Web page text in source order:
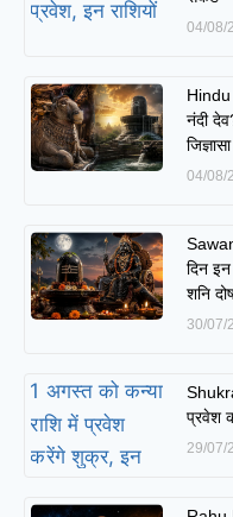
04/08/
नंदी
जिज्ञासा
04/08/
दिन इन
शनि
30/07/
प्रवेश
29/07/